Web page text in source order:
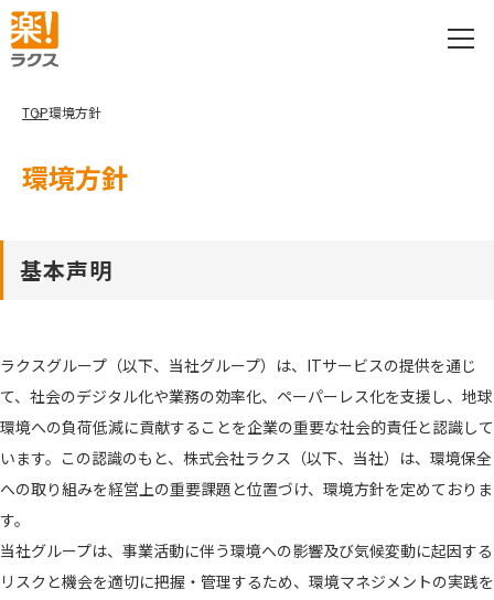
TOP環境方針
環境方針
基本声明
ラクスグループ（以下、当社グループ）は、ITサービスの提供を通じ
て、社会のデジタル化や業務の効率化、ペーパーレス化を支援し、地球
環境への負荷低減に貢献することを企業の重要な社会的責任と認識して
います。この認識のもと、株式会社ラクス（以下、当社）は、環境保全
への取り組みを経営上の重要課題と位置づけ、環境方針を定めておりま
す。
当社グループは、事業活動に伴う環境への影響及び気候変動に起因する
リスクと機会を適切に把握・管理するため、環境マネジメントの実践を